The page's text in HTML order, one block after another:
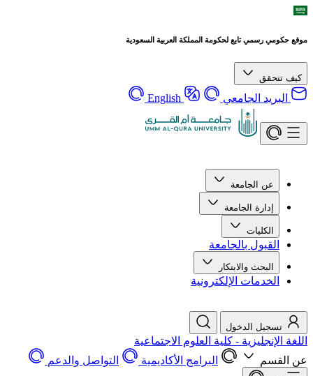
موقع حكومي رسمي تابع لحكومة المملكة العربية السعودية
كيف تتحقق
البريد الجامعي English
عن الجامعة
إدارة الجامعة
الكليات
القبول بالجامعة
البحث والابتكار
الخدمات الإلكترونية
تسجيل الدخول
اللغة الإنجليزية - كلية العلوم الاجتماعية
عن القسم
البرامج الأكاديمية التواصل والدعم